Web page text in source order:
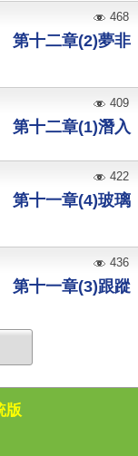
第十二章(2)夢非
468
第十二章(1)潛入
409
第十一章(4)玻璃
422
第十一章(3)跟蹤
436
版